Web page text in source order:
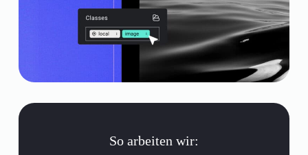
So arbeiten wir: